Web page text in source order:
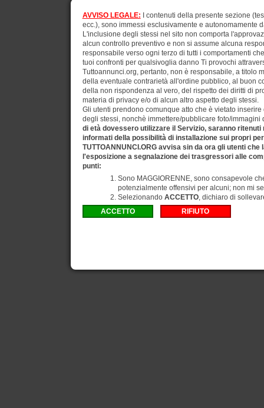
AVVISO LEGALE: I contenuti della presente sezione
ecc.), sono immessi esclusivamente e autonomamente
L'inclusione degli stessi nel sito non comporta
alcun controllo preventivo e non si assume alcuna
responsabile verso ogni terzo di tutti i comportamenti
tuoi confronti per qualsivoglia danno Ti provochi
Tuttoannunci.org, pertanto, non è responsabile, a titolo
della eventuale contrarietà all'ordine pubblico, al buon
della non rispondenza al vero, del rispetto dei diritti di
materia di privacy e/o di alcun altro aspetto degli stessi.
Gli utenti prendono comunque atto che è vietato
degli stessi, nonchè immettere/pubblicare foto/
di età dovessero utilizzare il Servizio, saranno
informati della possibilità di installazione sui propri
TUTTOANNUNCI.ORG avvisa sin da ora gli utenti
l'esposizione a segnalazione dei trasgressori alle
punti:
Sono MAGGIORENNE, sono consapevole
potenzialmente offensivi per alcuni; non mi
Selezionando ACCETTO, dichiaro di